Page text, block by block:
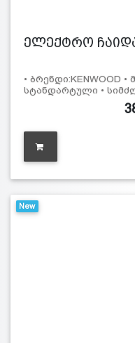
ელექტრო
• ბრენდი:KENWOOD
სტანდარტული •
New